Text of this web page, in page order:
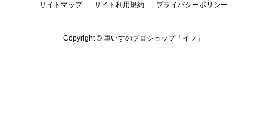
サイトマップ サイト利用規約 プライバシーポリシー
Copyright © 車いすのプロショップ「イフ」